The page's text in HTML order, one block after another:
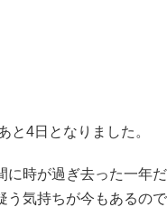
と4日となりました。
時が過ぎ去った一年だ
気持ちが今もあるので